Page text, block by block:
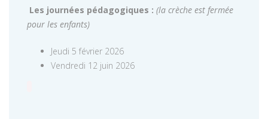
Les journées pédagogiques : (la crèche est fermée
pour les enfants)
Jeudi 5 février 2026
Vendredi 12 juin 2026